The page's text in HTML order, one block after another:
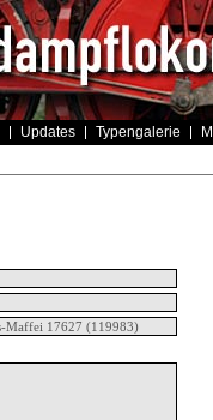
Updates Typengalerie